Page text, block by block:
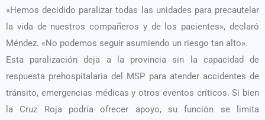
«Hemos decidido paralizar todas las unidades para precautelar
la vida de nuestros compañeros y de los pacientes», declaró
Méndez. «No podemos seguir asumiendo un riesgo tan alto».
Esta paralización deja a la provincia sin la capacidad de
respuesta prehospitalaria del MSP para atender accidentes de
tránsito, emergencias médicas y otros eventos críticos. Si bien
la Cruz Roja podría ofrecer apoyo, su función se limita